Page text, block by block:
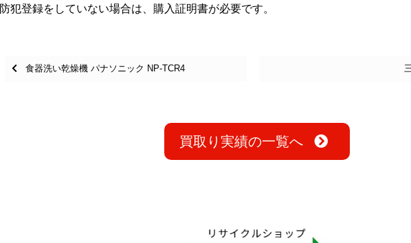
防犯登録をしていない場合は、購入証明書が必要です。
Posts
食器洗い乾燥機 パナソニック NP-TCR4
買取り実績の一覧へ